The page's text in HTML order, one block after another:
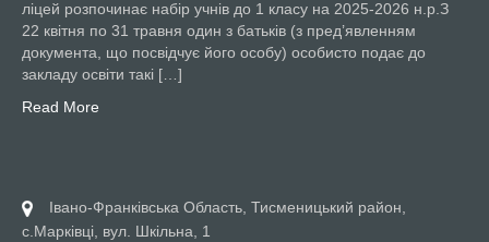
ліцей розпочинає набір учнів до 1 класу на 2025-2026 н.р.З
22 квітня по 31 травня один з батьків (з пред’явленням
документа, що посвідчує його особу) особисто подає до
закладу освіти такі […]
Read More
Івано-Франківська Область, Тисменицький район,
с.Марківці, вул. Шкільна, 1